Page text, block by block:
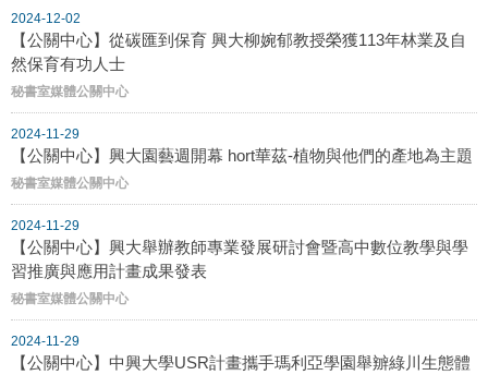
2024-12-02
【公關中心】從碳匯到保育 興大柳婉郁教授榮獲113年林業及自
然保育有功人士
秘書室媒體公關中心
2024-11-29
【公關中心】興大園藝週開幕 hort華茲-植物與他們的產地為主題
秘書室媒體公關中心
2024-11-29
【公關中心】興大舉辦教師專業發展研討會暨高中數位教學與學
習推廣與應用計畫成果發表
秘書室媒體公關中心
2024-11-29
【公關中心】中興大學USR計畫攜手瑪利亞學園舉辧綠川生態體